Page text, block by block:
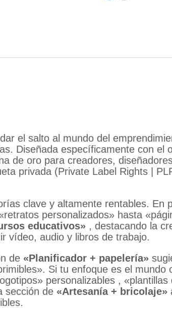
el salto al mundo del
Diseñada específicamente con el
de oro para creadores,
privada (Private Label Rights |
clave y altamente rentables. En
personalizados» hasta
educativos» , destacando la
vídeo, audio y libros de trabajo.
de «Planificador + papelería»
. Si tu enfoque es el mundo
personalizables , «plantillas
sección de «Artesanía + bricolaje»
.